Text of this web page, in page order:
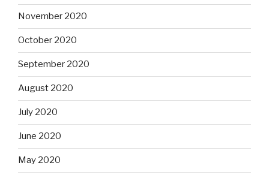
November 2020
October 2020
September 2020
August 2020
July 2020
June 2020
May 2020